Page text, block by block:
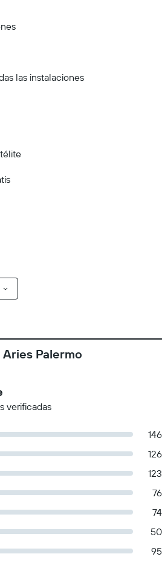
las instalaciones
Palermo
verificadas
146
126
123
76
74
50
95